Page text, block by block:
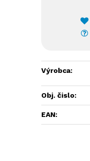
Výrobca:
Obj. čislo:
EAN: